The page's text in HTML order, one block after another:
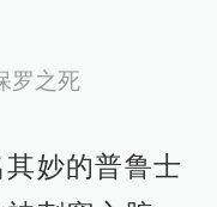
富有诗意且